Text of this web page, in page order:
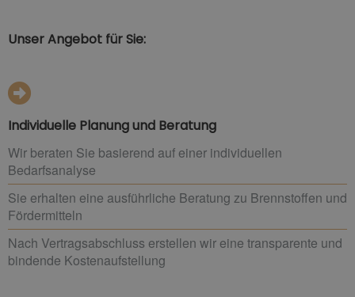
Unser Angebot für Sie:
Individuelle Planung und Beratung
Wir beraten Sie basierend auf einer individuellen
Bedarfsanalyse
Sie erhalten eine ausführliche Beratung zu Brennstoffen und
Fördermitteln
Nach Vertragsabschluss erstellen wir eine transparente und
bindende Kostenaufstellung